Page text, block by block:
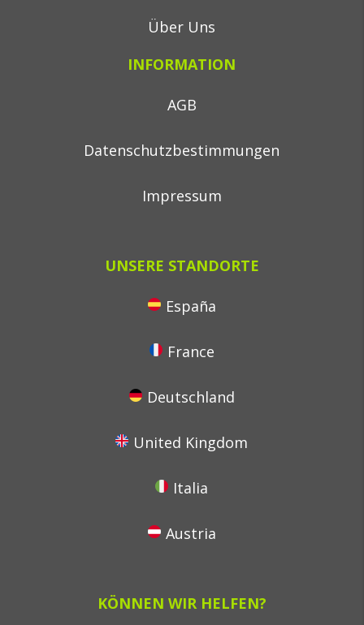
Über Uns
INFORMATION
AGB
Datenschutzbestimmungen
Impressum
UNSERE STANDORTE
España
France
Deutschland
United Kingdom
Italia
Austria
KÖNNEN WIR HELFEN?